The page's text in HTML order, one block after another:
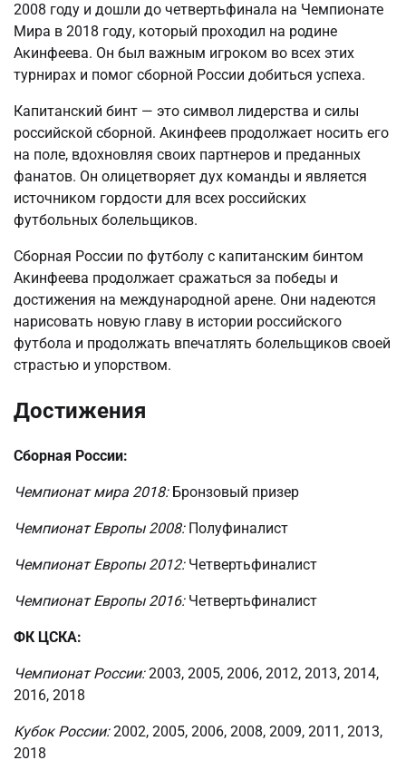
2008 году и дошли до четвертьфинала на Чемпионате
Мира в 2018 году, который проходил на родине
Акинфеева. Он был важным игроком во всех этих
турнирах и помог сборной России добиться успеха.
Капитанский бинт — это символ лидерства и силы
российской сборной. Акинфеев продолжает носить его
на поле, вдохновляя своих партнеров и преданных
фанатов. Он олицетворяет дух команды и является
источником гордости для всех российских
футбольных болельщиков.
Сборная России по футболу с капитанским бинтом
Акинфеева продолжает сражаться за победы и
достижения на международной арене. Они надеются
нарисовать новую главу в истории российского
футбола и продолжать впечатлять болельщиков своей
страстью и упорством.
Достижения
Сборная России:
Чемпионат мира 2018:Бронзовый призер
Чемпионат Европы 2008:Полуфиналист
Чемпионат Европы 2012:Четвертьфиналист
Чемпионат Европы 2016:Четвертьфиналист
ФК ЦСКА:
Чемпионат России:2003, 2005, 2006, 2012, 2013, 2014,
2016, 2018
Кубок России:2002, 2005, 2006, 2008, 2009, 2011, 2013,
2018